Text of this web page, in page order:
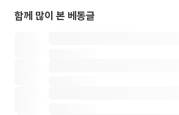
함께 많이 본 베동글